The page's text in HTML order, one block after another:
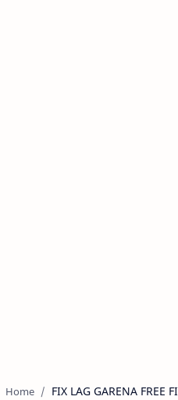
Home FIX LAG GARENA FREE